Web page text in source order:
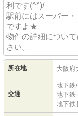
利です(^^)/
駅前にはスーパー
ですよ★
物件の詳細につい
さい。
所在地 大阪府
交通
地下鉄
地下鉄
地下鉄